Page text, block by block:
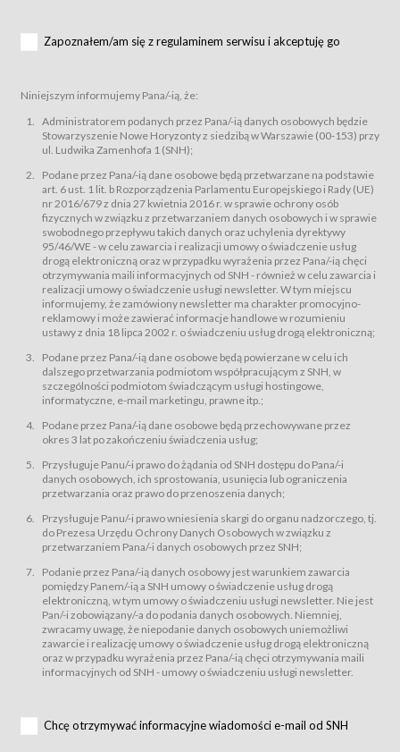
za pośrednictwem Serwisu;
podmiotom z branży mediów i filmowej (Akredytacje);
Bilety – wybrane dokumenty potwierdzające zawarcie umowy z
Usługodawcą i uprawniające do wzięcia udziału w Wydarzeniu,
przewidziane przez Usługodawcę dla danego Wydarzenia, tj. uprawniające
do uczestnictwa w wielu albo w pojedynczych seansach filmowych,
Sklep – sklep internetowy prowadzony przez Usługodawcę w Serwisie;
Regulamin – niniejszy regulamin.
§ 2
Postanowienia ogólne
Regulamin określa zasady:
świadczenia Usługobiorcom Usług przez Usługodawcę, z
zastrzeżeniem usług, o których mowa w ust. 2 pkt. 4 i 5 poniżej, których
zasady świadczenia precyzują odrębne regulaminy,
przetwarzania przez Usługodawcę danych osobowych Usługobiorców
będących osobami fizycznymi.
świadczy Usługi drogą elektroniczną w rozumieniu ustawy z dnia 18 lipca
2002 r. o świadczeniu usług drogą elektroniczną (Dz.U. z 2002 r., Nr 144, poz.
1204, z późń. zm.). Usługi świadczone są nieodpłatnie.
usługę przeglądania i odczytywania przez Usługobiorców materiałów
zamieszczanych w Serwisie,
usługę utrzymywania konta użytkownika w Serwisie,
usługę newsletter,
usługę zawierania na odległość umów nabycia Karnetów i Biletów,
usługę zawierania na odległość umów sprzedaży w Sklepie.
dnia 18 lipca 2002 r. o świadczeniu usług drogą elektroniczną (Dz.U. z 2002
r., Nr 144, poz. 1204, z późń. zm.). Usługi świadczone są nieodpłatnie.
Na zasadach określonych w Regulaminie dostęp do Serwisu jest otwarty dla
Usługobiorca przed rozpoczęciem korzystania z Serwisu jest zobowiązany
zapoznać się z Regulaminem. Założenie konta w Serwisie oraz zamówienie
usługi newsletter za pośrednictwem przeznaczonego do tego formularza
zamieszczonego na stronach Serwisu dostępnych dla wszystkich
Usługobiorców wymaga akceptacji postanowień Regulaminu.
Usługobiorca zobowiązany jest do przestrzegania postanowień Regulaminu
od chwili rozpoczęcia korzystania z Serwisu.
Regulamin jest udostępniony Usługobiorcom nieodpłatnie za
Warunki techniczne korzystania z Usług
Zapoznałem/am się z regulaminem serwisu i akceptuję go
Niniejszym informujemy Pana/-ią, że:
Administratorem podanych przez Pana/-ią danych osobowych będzie
Stowarzyszenie Nowe Horyzonty z siedzibą w Warszawie (00-153) przy
ul. Ludwika Zamenhofa 1 (SNH);
Podane przez Pana/-ią dane osobowe będą przetwarzane na podstawie
art. 6 ust. 1 lit. b Rozporządzenia Parlamentu Europejskiego i Rady (UE)
nr 2016/679 z dnia 27 kwietnia 2016 r. w sprawie ochrony osób
fizycznych w związku z przetwarzaniem danych osobowych i w sprawie
swobodnego przepływu takich danych oraz uchylenia dyrektywy
95/46/WE - w celu zawarcia i realizacji umowy o świadczenie usług
drogą elektroniczną oraz w przypadku wyrażenia przez Pana/-ią chęci
otrzymywania maili informacyjnych od SNH - również w celu zawarcia i
realizacji umowy o świadczenie usługi newsletter. W tym miejscu
informujemy, że zamówiony newsletter ma charakter promocyjno-
reklamowy i może zawierać informacje handlowe w rozumieniu
ustawy z dnia 18 lipca 2002 r. o świadczeniu usług drogą elektroniczną;
Podane przez Pana/-ią dane osobowe będą powierzane w celu ich
dalszego przetwarzania podmiotom współpracującym z SNH, w
szczególności podmiotom świadczącym usługi hostingowe,
informatyczne, e-mail marketingu, prawne itp.;
Podane przez Pana/-ią dane osobowe będą przechowywane przez
okres 3 lat po zakończeniu świadczenia usług;
Przysługuje Panu/-i prawo do żądania od SNH dostępu do Pana/-i
danych osobowych, ich sprostowania, usunięcia lub ograniczenia
przetwarzania oraz prawo do przenoszenia danych;
Przysługuje Panu/-i prawo wniesienia skargi do organu nadzorczego, tj.
do Prezesa Urzędu Ochrony Danych Osobowych w związku z
przetwarzaniem Pana/-i danych osobowych przez SNH;
Podanie przez Pana/-ią danych osobowy jest warunkiem zawarcia
pomiędzy Panem/-ią a SNH umowy o świadczenie usług drogą
elektroniczną, w tym umowy o świadczeniu usługi newsletter. Nie jest
Pan/-i zobowiązany/-a do podania danych osobowych. Niemniej,
zwracamy uwagę, że niepodanie danych osobowych uniemożliwi
zawarcie i realizację umowy o świadczenie usług drogą elektroniczną
oraz w przypadku wyrażenia przez Pana/-ią chęci otrzymywania maili
informacyjnych od SNH - umowy o świadczeniu usługi newsletter.
Chcę otrzymywać informacyjne wiadomości e-mail od SNH